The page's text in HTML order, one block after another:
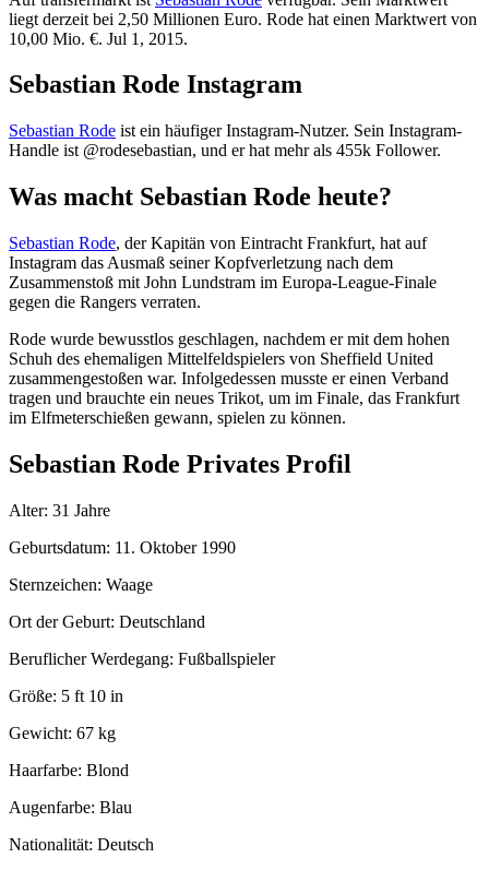
liegt derzeit bei 2,50 Millionen Euro. Rode hat einen Marktwert von
10,00 Mio. €. Jul 1, 2015.
Sebastian Rode Instagram
Sebastian Rode ist ein häufiger Instagram-Nutzer. Sein Instagram-
Handle ist @rodesebastian, und er hat mehr als 455k Follower.
Was macht Sebastian Rode heute?
Sebastian Rode, der Kapitän von Eintracht Frankfurt, hat auf
Instagram das Ausmaß seiner Kopfverletzung nach dem
Zusammenstoß mit John Lundstram im Europa-League-Finale
gegen die Rangers verraten.
Rode wurde bewusstlos geschlagen, nachdem er mit dem hohen
Schuh des ehemaligen Mittelfeldspielers von Sheffield United
zusammengestoßen war. Infolgedessen musste er einen Verband
tragen und brauchte ein neues Trikot, um im Finale, das Frankfurt
im Elfmeterschießen gewann, spielen zu können.
Sebastian Rode Privates Profil
Alter: 31 Jahre
Geburtsdatum: 11. Oktober 1990
Sternzeichen: Waage
Ort der Geburt: Deutschland
Beruflicher Werdegang: Fußballspieler
Größe: 5 ft 10 in
Gewicht: 67 kg
Haarfarbe: Blond
Augenfarbe: Blau
Nationalität: Deutsch